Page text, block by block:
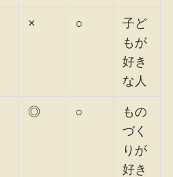
× ○
子ど
もが
好き
な人
◎ ○
もの
づく
りが
好き